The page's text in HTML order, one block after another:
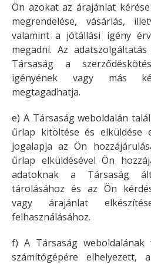
Ön azokat az árajánlat
megrendelése, vásárlás,
valamint a jótállási igény
megadni. Az
Társaság a
igényének vagy más
megtagadhatja.
e) A Társaság weboldalán
űrlap kitöltése és elküldése
jogalapja az Ön
űrlap elküldésével Ön
adatoknak a Társaság
tárolásához és az Ön
vagy árajánlat
felhasználásához.
f) A Társaság weboldalának
számítógépére elhelyezett,